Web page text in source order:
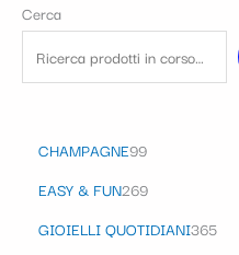
Cerca
CHAMPAGNE99
EASY & FUN269
GIOIELLI QUOTIDIANI365